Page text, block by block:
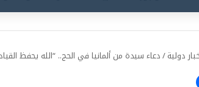
دولية/دعاء سيدة من ألمانيا في الحج.. “الله يحفظ